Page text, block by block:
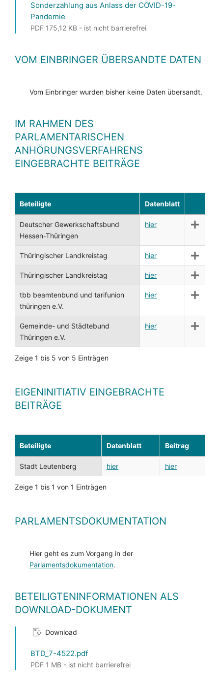
Sonderzahlung aus Anlass der COVID-19-
Pandemie
PDF 175,12 KB - ist nicht barrierefrei
VOM EINBRINGER ÜBERSANDTE DATEN
Vom Einbringer wurden bisher keine Daten übersandt.
IM RAHMEN DES
PARLAMENTARISCHEN
ANHÖRUNGSVERFAHRENS
EINGEBRACHTE BEITRÄGE
Beteiligte Datenblatt
Deutscher Gewerkschaftsbund
Hessen-Thüringen
hier
Thüringischer Landkreistag hier
Thüringischer Landkreistag hier
tbb beamtenbund und tarifunion
thüringen e.V.
hier
Gemeinde- und Städtebund
Thüringen e.V.
hier
Zeige 1 bis 5 von 5 Einträgen
EIGENINITIATIV EINGEBRACHTE
BEITRÄGE
Beteiligte Datenblatt Beitrag
Stadt Leutenberg hier hier
Zeige 1 bis 1 von 1 Einträgen
PARLAMENTSDOKUMENTATION
Hier geht es zum Vorgang in der
Parlamentsdokumentation.
BETEILIGTENINFORMATIONEN ALS
DOWNLOAD-DOKUMENT
Download
BTD_7-4522.pdf
PDF 1 MB - ist nicht barrierefrei